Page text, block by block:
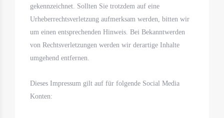
gekennzeichnet. Sollten Sie trotzdem auf eine
Urheberrechtsverletzung aufmerksam werden, bitten wir
um einen entsprechenden Hinweis. Bei Bekanntwerden
von Rechtsverletzungen werden wir derartige Inhalte
umgehend entfernen.
Dieses Impressum gilt auf für folgende Social Media
Konten: